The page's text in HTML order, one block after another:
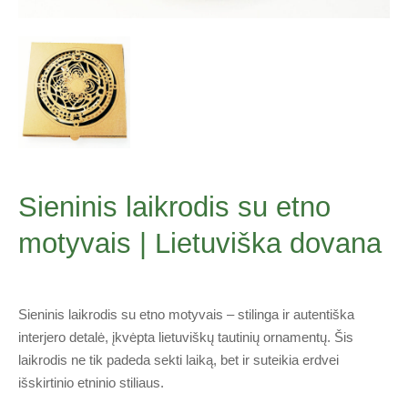
Sieninis laikrodis su etno
motyvais | Lietuviška dovana
Sieninis laikrodis su etno motyvais – stilinga ir autentiška
interjero detalė, įkvėpta lietuviškų tautinių ornamentų. Šis
laikrodis ne tik padeda sekti laiką, bet ir suteikia erdvei
išskirtinio etninio stiliaus.